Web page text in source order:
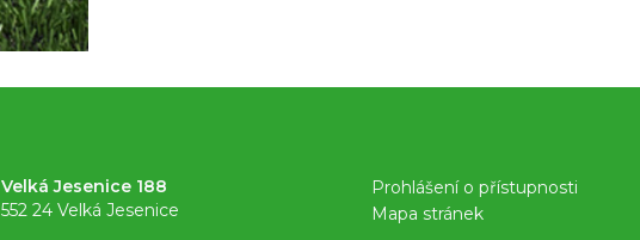
Velká Jesenice 188
552 24 Velká Jesenice
Prohlášení o přístupnosti
Mapa stránek